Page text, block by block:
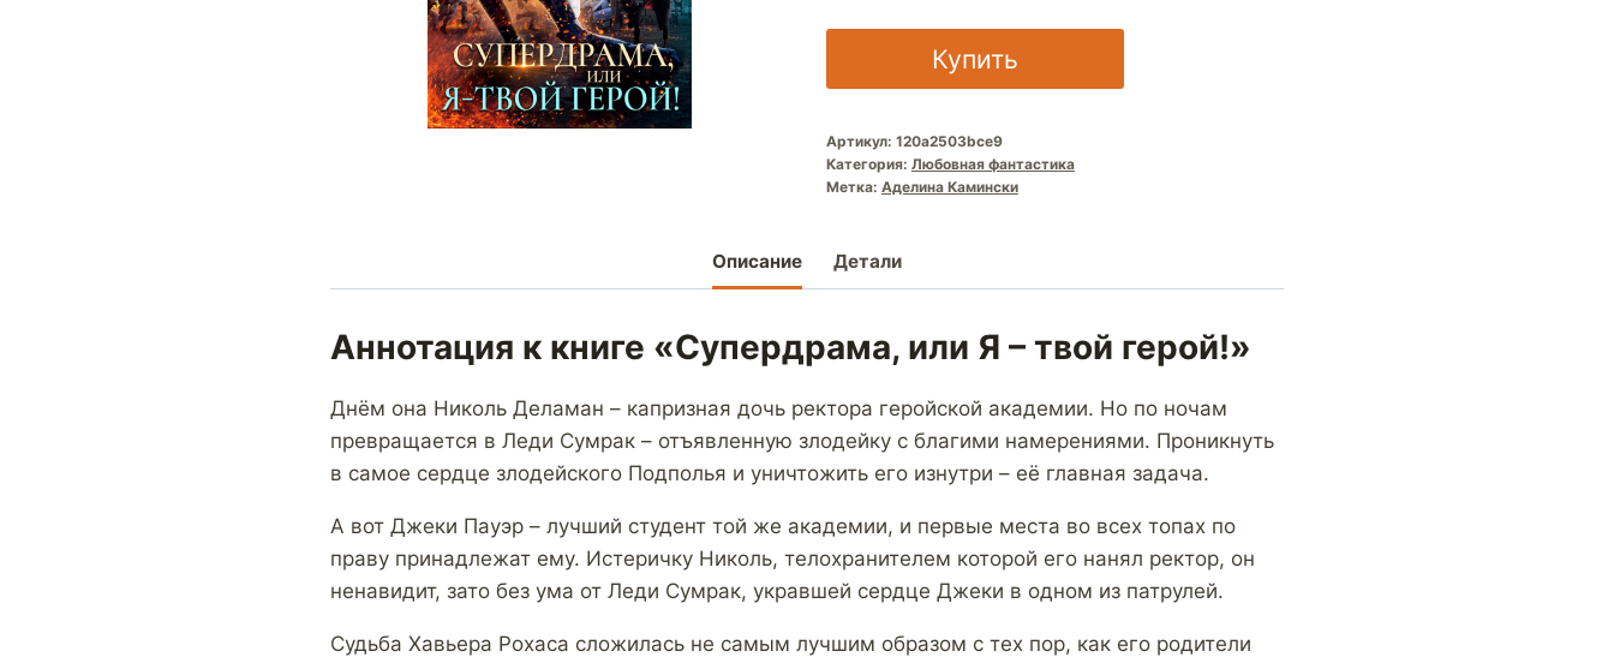
Купить
Артикул: 120a2503bce9
Категория: Любовная фантастика
Метка: Аделина Камински
Описание Детали
Аннотация к книге «Супердрама, или Я – твой герой!»
Днём она Николь Деламан – капризная дочь ректора геройской академии. Но по ночам
превращается в Леди Сумрак – отъявленную злодейку с благими намерениями. Проникнуть
в самое сердце злодейского Подполья и уничтожить его изнутри – её главная задача.
А вот Джеки Пауэр – лучший студент той же академии, и первые места во всех топах по
праву принадлежат ему. Истеричку Николь, телохранителем которой его нанял ректор, он
ненавидит, зато без ума от Леди Сумрак, укравшей сердце Джеки в одном из патрулей.
Судьба Хавьера Рохаса сложилась не самым лучшим образом с тех пор, как его родители